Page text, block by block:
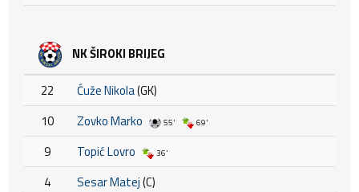
NK ŠIROKI BRIJEG
22 Ćuže Nikola(GK)
10
Zovko Marko 55' 69'
9 Topić Lovro 36'
4 Sesar Matej(C)